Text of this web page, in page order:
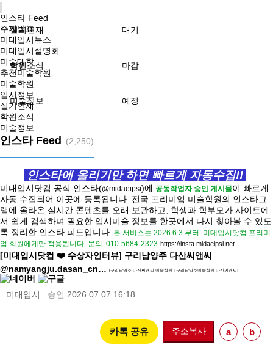
실기연재
학원소식
미술정보
대기
마감
예정
인스타 Feed
주제발표
미대입시뉴스
미대입시설명회
미술대학
추천미술학원
미술학원
입시정보
실기연재
학원소식
미술정보
인스타 Feed (2,250)
인스타에 올리기만 하면 빠르게 자동수집!!
미대입시닷컴 공식 인스타(@midaeipsi)에 공동작업자 승인 게시물이 빠르게
자동 수집되어 이곳에 등록됩니다. 전국 프리미엄 미술학원의 인스타그
램에 올라온 실시간 콘텐츠를 오래 보관하고, 학생과 학부모가 사이트에
서 쉽게 검색하며 필요한 입시미술 정보를 한곳에서 다시 찾아볼 수 있도
록 정리한 인스타 피드입니다. 본 서비스는 2026.6.3 부터 미대입시닷컴 프리미
엄 회원에게만 적용됩니다. 문의: 010-5684-2323 https://insta.midaeipsi.net
[미대입시닷컴 ❤️ 수상자인터뷰] 구리남양주 다산씨앤씨
@namyangju.dasan_cn…
[구리남양주 다산씨앤씨 미술학원 | 구리남양주미술학원 다산씨앤씨]
미대입시 승인 2026.07.07 16:18
카톡 공유 주소복사 a b